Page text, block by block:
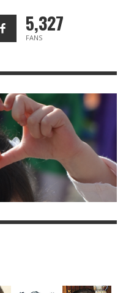
5,327
FANS